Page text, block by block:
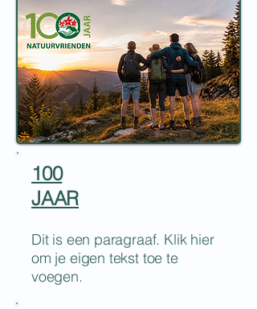
100
JAAR
Dit is een paragraaf. Klik hier
om je eigen tekst toe te
voegen.